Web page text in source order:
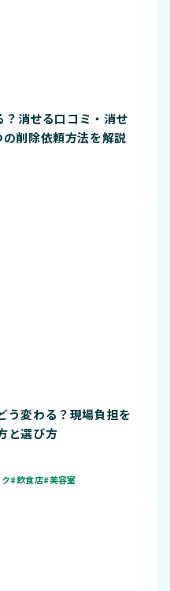
消せる口コミ・消せ
削除依頼方法を解説
う変わる？現場負担を
と選び方
#飲食店#美容室